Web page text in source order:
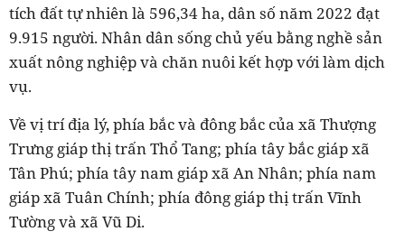
tích đất tự nhiên là 596,34 ha, dân số năm 2022 đạt
9.915 người. Nhân dân sống chủ yếu bằng nghề sản
xuất nông nghiệp và chăn nuôi kết hợp với làm dịch
vụ.
Về vị trí địa lý, phía bắc và đông bắc của xã Thượng
Trưng giáp thị trấn Thổ Tang; phía tây bắc giáp xã
Tân Phú; phía tây nam giáp xã An Nhân; phía nam
giáp xã Tuân Chính; phía đông giáp thị trấn Vĩnh
Tường và xã Vũ Di.